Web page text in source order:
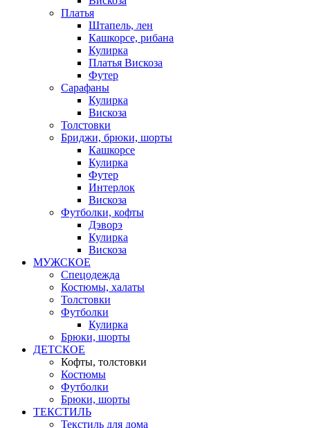
Платья
Штапель, лен
Кашкорсе, рибана
Кулирка
Платья Вискоза
Футер
Сарафаны
Кулирка
Вискоза
Толстовки
Бриджи, брюки, шорты
Кашкорсе
Кулирка
Футер
Интерлок
Вискоза
Футболки, кофты
Дэворэ
Кулирка
Вискоза
МУЖСКОЕ
Спецодежда
Костюмы, халаты
Толстовки
Футболки
Кулирка
Брюки, шорты
ДЕТСКОЕ
Кофты, толстовки
Костюмы
Футболки
Брюки, шорты
ТЕКСТИЛЬ
Текстиль для дома